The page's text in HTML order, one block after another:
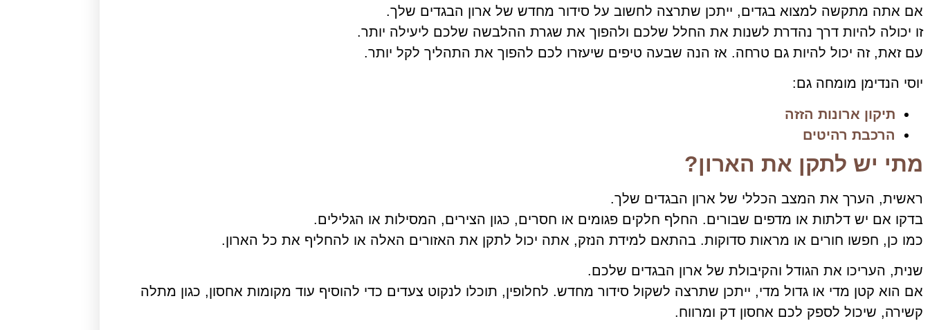
אם אתה מתקשה למצוא בגדים, ייתכן שתרצה לחשוב על סידור מחדש של ארון הבגדים שלך.
זו יכולה להיות דרך נהדרת לשנות את החלל שלכם ולהפוך את שגרת ההלבשה שלכם ליעילה יותר.
עם זאת, זה יכול להיות גם טרחה. אז הנה שבעה טיפים שיעזרו לכם להפוך את התהליך לקל יותר.
יוסי הנדימן מומחה גם:
תיקון ארונות הזזה
הרכבת רהיטים
מתי יש לתקן את הארון?
ראשית, הערך את המצב הכללי של ארון הבגדים שלך.
בדקו אם יש דלתות או מדפים שבורים. החלף חלקים פגומים או חסרים, כגון הצירים, המסילות או הגלילים.
כמו כן, חפשו חורים או מראות סדוקות. בהתאם למידת הנזק, אתה יכול לתקן את האזורים האלה או להחליף את כל הארון.
שנית, העריכו את הגודל והקיבולת של ארון הבגדים שלכם.
אם הוא קטן מדי או גדול מדי, ייתכן שתרצה לשקול סידור מחדש. לחלופין, תוכלו לנקוט צעדים כדי להוסיף עוד מקומות אחסון, כגון מתלה
קשירה, שיכול לספק לכם אחסון דק ומרווח.